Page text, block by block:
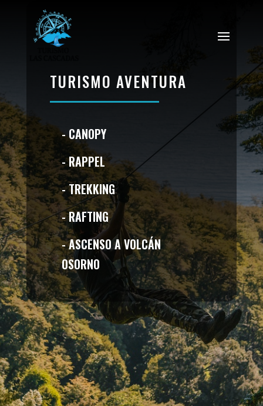
TURISMO AVENTURA
- CANOPY
- RAPPEL
- TREKKING
- RAFTING
- ASCENSO A VOLCÁN
OSORNO